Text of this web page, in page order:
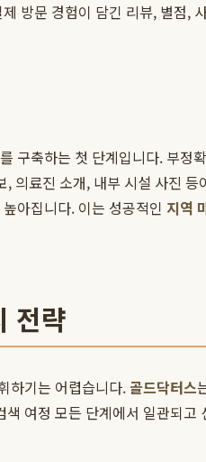
방문 경험이 담긴 리뷰, 별점,
구축하는 첫 단계입니다. 부정
료진 소개, 내부 시설 사진
아집니다. 이는 성공적인 지역
전략
하기는 어렵습니다. 골드닥터스
여정 모든 단계에서 일관되